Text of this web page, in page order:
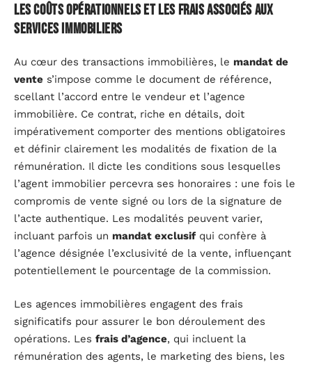
Les coûts opérationnels et les frais associés aux
services immobiliers
Au cœur des transactions immobilières, le mandat de
vente s’impose comme le document de référence,
scellant l’accord entre le vendeur et l’agence
immobilière. Ce contrat, riche en détails, doit
impérativement comporter des mentions obligatoires
et définir clairement les modalités de fixation de la
rémunération. Il dicte les conditions sous lesquelles
l’agent immobilier percevra ses honoraires : une fois le
compromis de vente signé ou lors de la signature de
l’acte authentique. Les modalités peuvent varier,
incluant parfois un mandat exclusifqui confère à
l’agence désignée l’exclusivité de la vente, influençant
potentiellement le pourcentage de la commission.
Les agences immobilières engagent des frais
significatifs pour assurer le bon déroulement des
opérations. Les frais d’agence, qui incluent la
rémunération des agents, le marketing des biens, les